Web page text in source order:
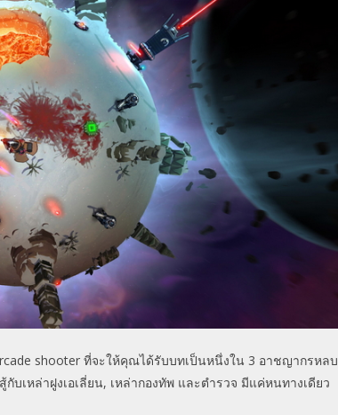
shooter ที่จะให้คุณได้รับบทเป็นหนึ่งใน 3 อาชญากรหลบ
บเหล่าฝูงเอเลี่ยน, เหล่ากองทัพ และตำรวจ มีแค่หนทางเดียว